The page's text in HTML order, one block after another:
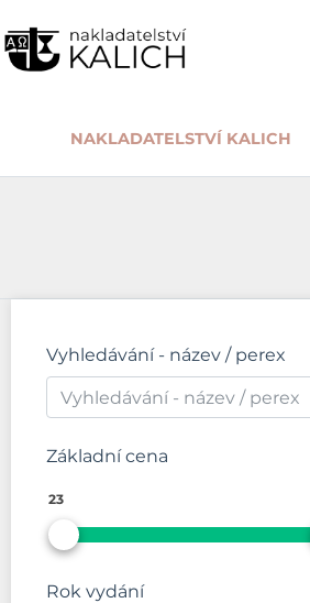
NAKLADATELSTVÍ KALICH
Vyhledávání - název / perex
Základní cena
23
Rok vydání